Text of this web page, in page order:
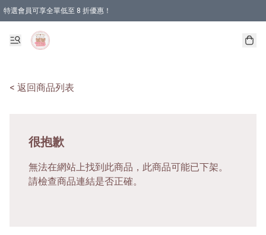
特選會員可享全單低至 8 折優惠！
< 返回商品列表
很抱歉
無法在網站上找到此商品，此商品可能已下架。
請檢查商品連結是否正確。